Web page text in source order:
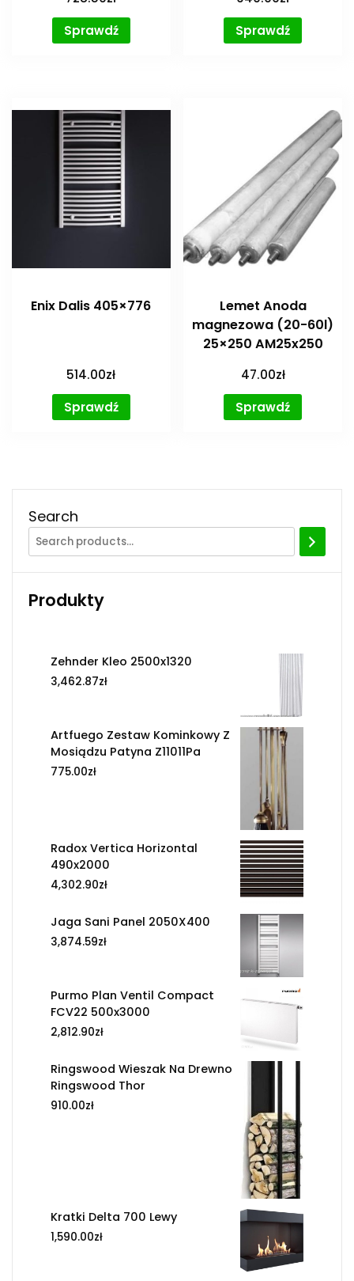
Sprawdź
Sprawdź
Enix Dalis 405×776
514.00zł
Sprawdź
Lemet Anoda
magnezowa (20-60l)
25×250 AM25x250
47.00zł
Sprawdź
Search
Produkty
Zehnder Kleo 2500x1320
3,462.87zł
Artfuego Zestaw Kominkowy Z
Mosiądzu Patyna Z11011Pa
775.00zł
Radox Vertica Horizontal
490x2000
4,302.90zł
Jaga Sani Panel 2050X400
3,874.59zł
Purmo Plan Ventil Compact
FCV22 500x3000
2,812.90zł
Ringswood Wieszak Na Drewno
Ringswood Thor
910.00zł
Kratki Delta 700 Lewy
1,590.00zł